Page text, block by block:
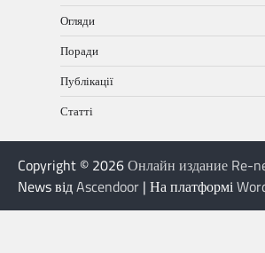
Огляди
Поради
Публікації
Статті
Copyright © 2026Онлайн издание Re-
News відAscendoor | На платформі